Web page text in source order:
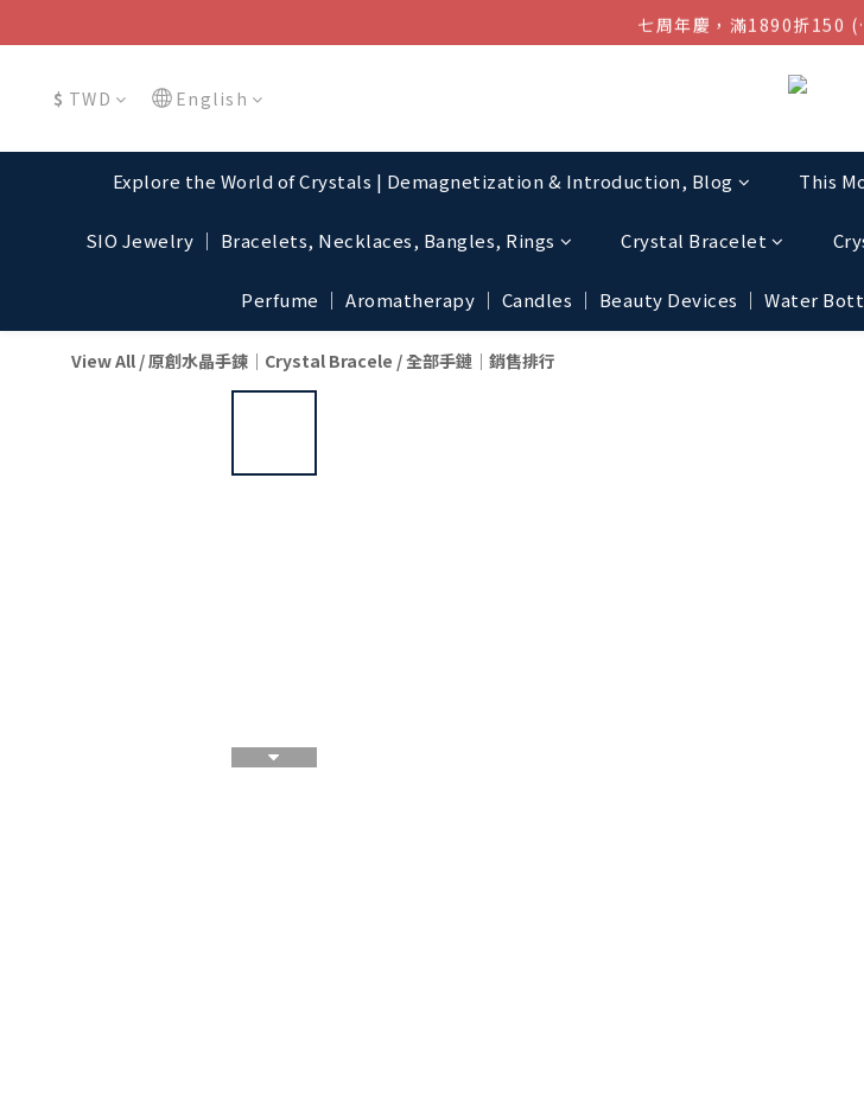
結帳金額滿$1080超
七周年慶，滿1890折150
$ TWD English
Explore the World of Crystals | Demagnetization & Introduction, Blog This
SIO Jewelry │ Bracelets, Necklaces, Bangles, Rings Crystal Bracelet
Perfume │ Aromatherapy │ Candles │ Beauty Devices │ Water
View All /原創水晶手鍊│Crystal Bracele /全部手鏈│銷售排行